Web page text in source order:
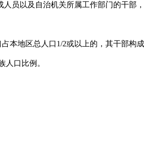
人员以及自治机关所属工作部门的干部
地区总人口1/2或以上的，其干部构
人口比例。